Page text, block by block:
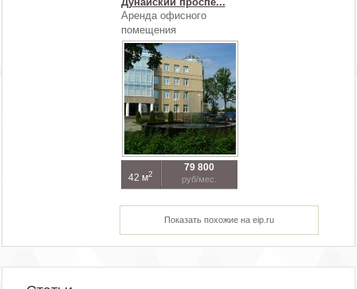
Аренда офисного
помещения
42 м2
79 800
руб/мес.
Показать похожие на eip.ru